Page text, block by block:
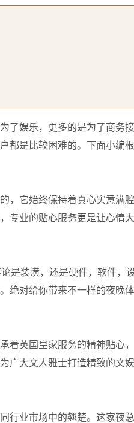
了娱乐，更多的是为了商务接
都是比较困难的。下面小编根
，它始终保持着真心实意满腔
专业的贴心服务更是让心情大
是装潢，还是硬件，软件，
绝对给你带来不一样的夜晚体
着英国皇家服务的精神贴心，
广大文人雅士打造精致的文娱
行业市场中的翘楚。这家夜总